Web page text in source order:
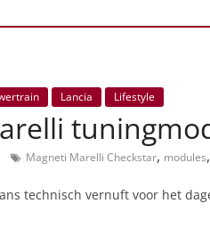
Lancia Lifestyle
Magneti Marelli Checkstar, modules,
technisch vernuft voor het